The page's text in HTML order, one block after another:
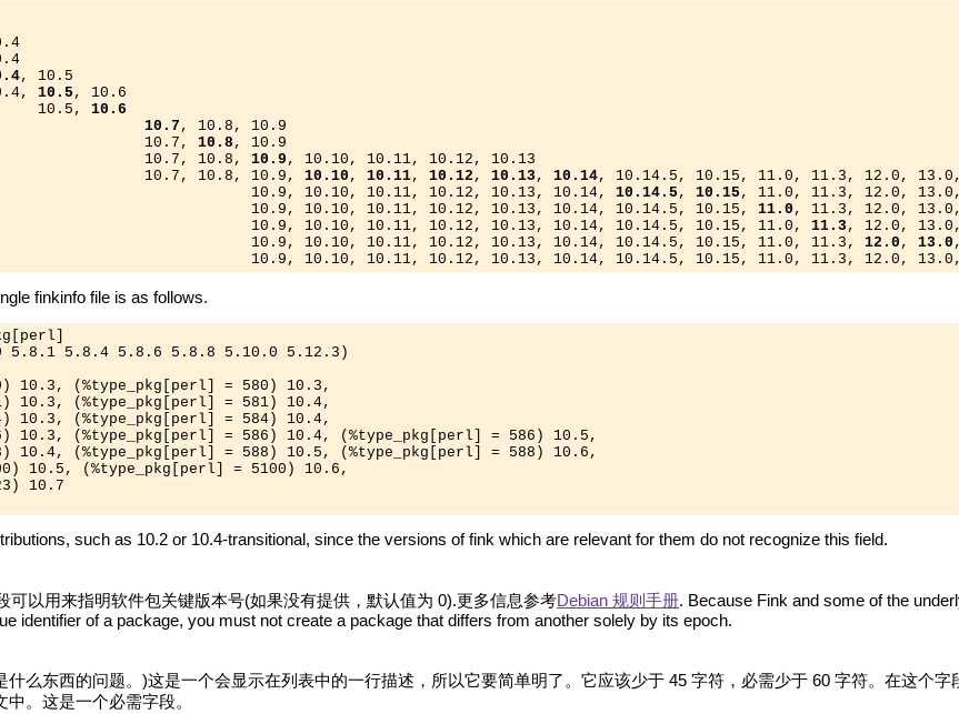
, 10.5
10.5 , 10.6
10.5,
10.6
10.7 , 10.8, 10.9
10.7,
10.8 , 10.9
10.7, 10.8,
10.9 , 10.10, 10.11, 10.12, 10.13
10.7, 10.8, 10.9,
10.10 , 10.11, 10.12 , 10.13 , 10.14, 10.14.5, 10.15, 11.0, 11.3, 12.0,
10.9, 10.10, 10.11, 10.12, 10.13, 10.14,
10.14.5 , 10.15 , 11.0, 11.3, 12.0,
10.9, 10.10, 10.11, 10.12, 10.13, 10.14, 10.14.5, 10.15,
11.0 , 11.3, 12.0,
10.9, 10.10, 10.11, 10.12, 10.13, 10.14, 10.14.5, 10.15, 11.0,
11.3 , 12.0,
10.9, 10.10, 10.11, 10.12, 10.13, 10.14, 10.14.5, 10.15, 11.0, 11.3,
12.0 , 13.0
10.9, 10.10, 10.11, 10.12, 10.13, 10.14, 10.14.5, 10.15, 11.0, 11.3, 12.0,
finkinfo file is as follows.
5.8.1 5.8.4 5.8.6 5.8.8 5.10.0 5.12.3)
10.3, (%type_pkg[perl] = 580) 10.3,
10.3, (%type_pkg[perl] = 581) 10.4,
10.3, (%type_pkg[perl] = 584) 10.4,
10.3, (%type_pkg[perl] = 586) 10.4, (%type_pkg[perl] = 586) 10.5,
10.4, (%type_pkg[perl] = 588) 10.5, (%type_pkg[perl] = 588) 10.6,
10.5, (%type_pkg[perl] = 5100) 10.6,
10.7
such as 10.2 or 10.4-transitional, since the versions of fink which are relevant for them do not recognize this field.
可以用来指明软件包关键版本号(如果没有提供，默认值为 0).更多信息参考Debian 规则手册. Because Fink and some of the
identifier of a package, you must not create a package that differs from another solely by its epoch.
什么东西的问题。)这是一个会显示在列表中的一行描述，所以它要简单明了。它应该少于 45 字符，必需少于 60 字符。在这个字
。这是一个必需字段。